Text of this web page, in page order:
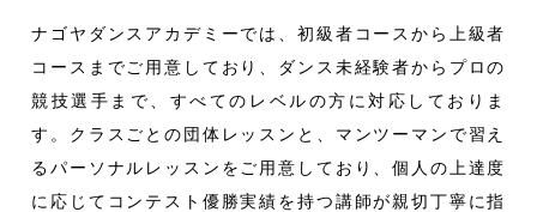
ナゴヤダンスアカデミーでは、初級者コースから上級者
コースまでご用意しており、ダンス未経験者からプロの
競技選手まで、すべてのレベルの方に対応しておりま
す。 クラスごとの団体レッスンと、マンツーマンで習え
るパーソナルレッスンをご用意しており、個人の上達度
に応じてコンテスト優勝実績を持つ講師が親切丁寧に指